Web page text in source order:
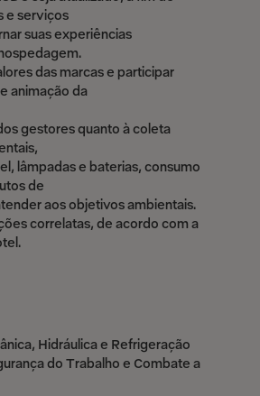
e serviços
suas experiências
das marcas e participar
animação da
gestores quanto à coleta
lâmpadas e baterias, consumo
de
aos objetivos ambientais.
correlatas, de acordo com a
Hidráulica e Refrigeração
do Trabalho e Combate a